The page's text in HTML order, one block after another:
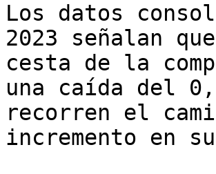
Los datos
2023 señalan
cesta de la
una caída del
recorren el
incremento en